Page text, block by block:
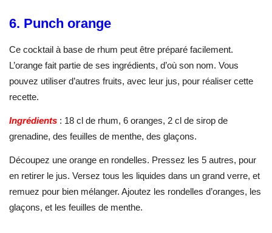
6. Punch orange
Ce cocktail à base de rhum peut être préparé facilement.
L’orange fait partie de ses ingrédients, d’où son nom. Vous
pouvez utiliser d’autres fruits, avec leur jus, pour réaliser cette
recette.
Ingrédients : 18 cl de rhum, 6 oranges, 2 cl de sirop de
grenadine, des feuilles de menthe, des glaçons.
Découpez une orange en rondelles. Pressez les 5 autres, pour
en retirer le jus. Versez tous les liquides dans un grand verre, et
remuez pour bien mélanger. Ajoutez les rondelles d’oranges, les
glaçons, et les feuilles de menthe.